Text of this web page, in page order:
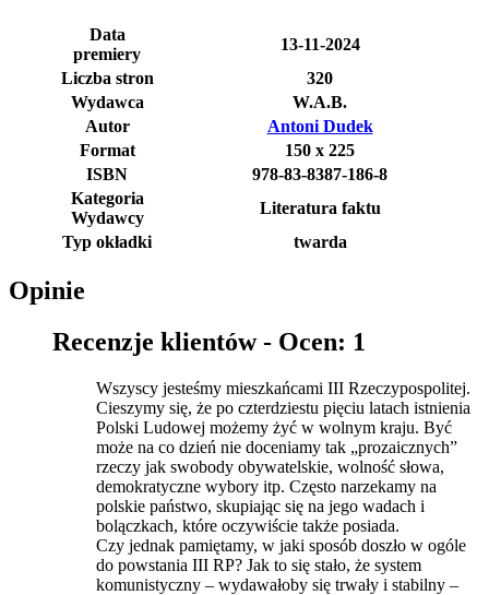
Data
premiery
13-11-2024
Liczba stron
320
Wydawca
W.A.B.
Autor
Antoni Dudek
Format
150 x 225
ISBN
978-83-8387-186-8
Kategoria
Wydawcy
Literatura faktu
Typ okładki
twarda
Opinie
Recenzje klientów - Ocen: 1
Wszyscy jesteśmy mieszkańcami III Rzeczypospolitej.
Cieszymy się, że po czterdziestu pięciu latach istnienia
Polski Ludowej możemy żyć w wolnym kraju. Być
może na co dzień nie doceniamy tak „prozaicznych”
rzeczy jak swobody obywatelskie, wolność słowa,
demokratyczne wybory itp. Często narzekamy na
polskie państwo, skupiając się na jego wadach i
bolączkach, które oczywiście także posiada.
Czy jednak pamiętamy, w jaki sposób doszło w ogóle
do powstania III RP? Jak to się stało, że system
komunistyczny – wydawałoby się trwały i stabilny –